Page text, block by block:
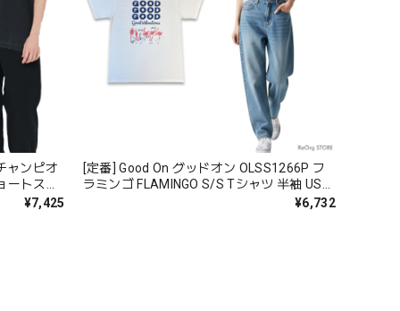
ャンピオ
トスリ
¥7,425
[定番] Good On グッドオン OLSS1266P フ
ラミンゴ FLAMINGO S/S Tシャツ 半袖 USA
コットン 綿 メンズ レディース ユニセック
¥6,732